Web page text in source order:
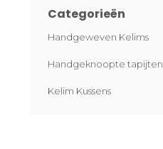
Categorieën
Handgeweven Kelims
Handgeknoopte tapijten
Kelim Kussens